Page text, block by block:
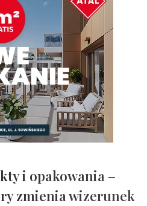
i opakowania –
zmienia wizerunek